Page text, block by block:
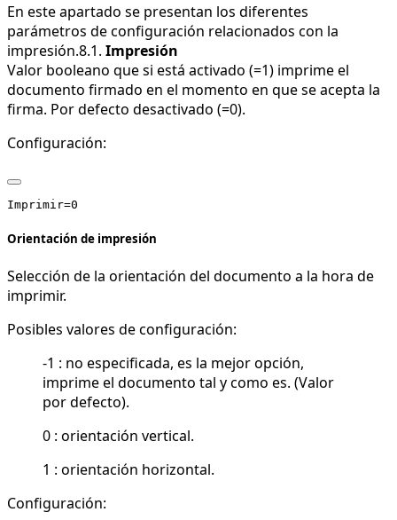
En este apartado se presentan los diferentes
parámetros de configuración relacionados con la
impresión.8.1. Impresión
Valor booleano que si está activado (=1) imprime el
documento firmado en el momento en que se acepta la
firma. Por defecto desactivado (=0).
Configuración:
Orientación de impresión
Selección de la orientación del documento a la hora de
imprimir.
Posibles valores de configuración:
-1 : no especificada, es la mejor opción,
imprime el documento tal y como es. (Valor
por defecto).
0 : orientación vertical.
1 : orientación horizontal.
Configuración: